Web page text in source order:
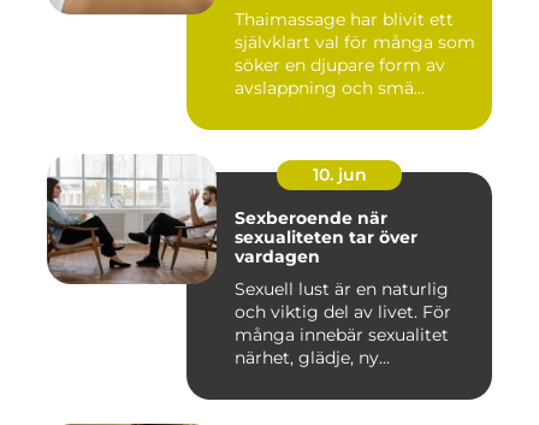
Thaimassage har blivit ett
självklart val för många som
söker en djupare form av
avslappning och smä...
10. jun
Sexberoende när
sexualiteten tar över
vardagen
Sexuell lust är en naturlig
och viktig del av livet. För
många innebär sexualitet
närhet, glädje, ny...